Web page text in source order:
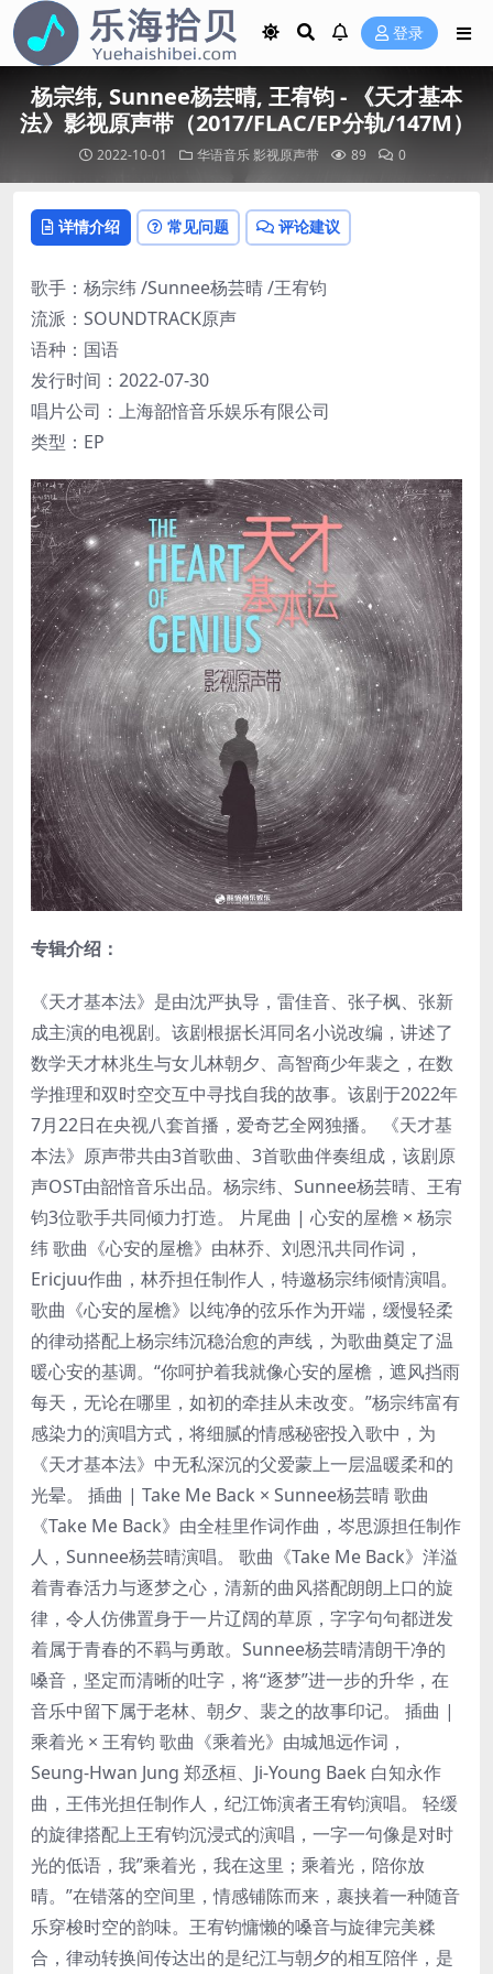
登录
杨宗纬, Sunnee杨芸晴, 王宥钧 - 《天才基本
法》影视原声带（2017/FLAC/EP分轨/147M）
2022-10-01 华语音乐 影视原声带 89 0
详情介绍 常见问题 评论建议
歌手：杨宗纬 /Sunnee杨芸晴 /王宥钧
流派：SOUNDTRACK原声
语种：国语
发行时间：2022-07-30
唱片公司：上海韶愔音乐娱乐有限公司
类型：EP
专辑介绍：
《天才基本法》是由沈严执导，雷佳音、张子枫、张新
成主演的电视剧。该剧根据长洱同名小说改编，讲述了
数学天才林兆生与女儿林朝夕、高智商少年裴之，在数
学推理和双时空交互中寻找自我的故事。该剧于2022年
7月22日在央视八套首播，爱奇艺全网独播。 《天才基
本法》原声带共由3首歌曲、3首歌曲伴奏组成，该剧原
声OST由韶愔音乐出品。杨宗纬、Sunnee杨芸晴、王宥
钧3位歌手共同倾力打造。 片尾曲 | 心安的屋檐 × 杨宗
纬 歌曲《心安的屋檐》由林乔、刘恩汛共同作词，
Ericjuu作曲，林乔担任制作人，特邀杨宗纬倾情演唱。
歌曲《心安的屋檐》以纯净的弦乐作为开端，缓慢轻柔
的律动搭配上杨宗纬沉稳治愈的声线，为歌曲奠定了温
暖心安的基调。“你呵护着我就像心安的屋檐，遮风挡雨
每天，无论在哪里，如初的牵挂从未改变。”杨宗纬富有
感染力的演唱方式，将细腻的情感秘密投入歌中，为
《天才基本法》中无私深沉的父爱蒙上一层温暖柔和的
光晕。 插曲 | Take Me Back × Sunnee杨芸晴 歌曲
《Take Me Back》由全桂里作词作曲，岑思源担任制作
人，Sunnee杨芸晴演唱。 歌曲《Take Me Back》洋溢
着青春活力与逐梦之心，清新的曲风搭配朗朗上口的旋
律，令人仿佛置身于一片辽阔的草原，字字句句都迸发
着属于青春的不羁与勇敢。Sunnee杨芸晴清朗干净的
嗓音，坚定而清晰的吐字，将“逐梦”进一步的升华，在
音乐中留下属于老林、朝夕、裴之的故事印记。 插曲 |
乘着光 × 王宥钧 歌曲《乘着光》由城旭远作词，
Seung-Hwan Jung 郑丞桓、Ji-Young Baek 白知永作
曲，王伟光担任制作人，纪江饰演者王宥钧演唱。 轻缓
的旋律搭配上王宥钧沉浸式的演唱，一字一句像是对时
光的低语，我”乘着光，我在这里；乘着光，陪你放
晴。”在错落的空间里，情感铺陈而来，裹挟着一种随音
乐穿梭时空的韵味。王宥钧慵懒的嗓音与旋律完美糅
合，律动转换间传达出的是纪江与朝夕的相互陪伴，是